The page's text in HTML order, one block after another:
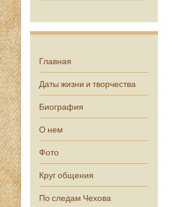
Главная
Даты жизни и творчества
Биография
О нем
Фото
Круг общения
По следам Чехова